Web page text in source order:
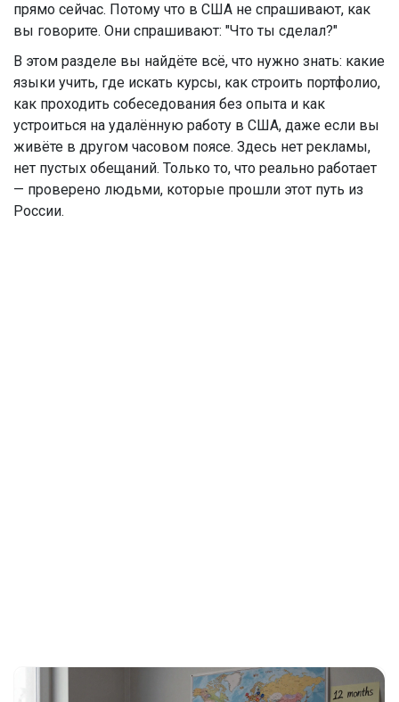
прямо сейчас. Потому что в США не спрашивают, как
вы говорите. Они спрашивают: "Что ты сделал?"
В этом разделе вы найдёте всё, что нужно знать: какие
языки учить, где искать курсы, как строить портфолио,
как проходить собеседования без опыта и как
устроиться на удалённую работу в США, даже если вы
живёте в другом часовом поясе. Здесь нет рекламы,
нет пустых обещаний. Только то, что реально работает
— проверено людьми, которые прошли этот путь из
России.